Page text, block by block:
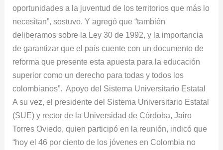
oportunidades a la juventud de los territorios que más lo
necesitan”, sostuvo. Y agregó que “también
deliberamos sobre la Ley 30 de 1992, y la importancia
de garantizar que el país cuente con un documento de
reforma que presente esta apuesta para la educación
superior como un derecho para todas y todos los
colombianos”. Apoyo del ​Sistema Universitario Estatal
A su vez, el presidente del Sistema Universitario Estatal
(SUE) y rector de la Universidad de Córdoba, Jairo
Torres Oviedo, quien participó en la reunión, indicó que
“hoy el 46 por ciento de los jóvenes en Colombia no